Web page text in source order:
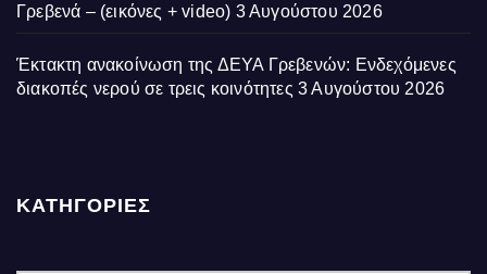
Γρεβενά – (εικόνες + video) 3 Αυγούστου 2026
Έκτακτη ανακοίνωση της ΔΕΥΑ Γρεβενών: Ενδεχόμενες
διακοπές νερού σε τρεις κοινότητες 3 Αυγούστου 2026
ΚΑΤΗΓΟΡΙΕΣ